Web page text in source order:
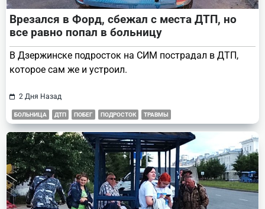
Врезался в Форд, сбежал с места ДТП, но
все равно попал в больницу
В Дзержинске подросток на СИМ пострадал в ДТП,
которое сам же и устроил.
2 Дня Назад
БОЛЬНИЦА ДТП ПОБЕГ ПОДРОСТОК ТРАВМЫ